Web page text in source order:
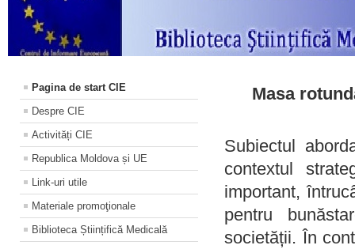
Pagina de start CIE
Despre CIE
Activități CIE
Republica Moldova și UE
Link-uri utile
Materiale promoţionale
Biblioteca Științifică Medicală
Masa
Subiectul
contextul
important,
pentru
societății. În